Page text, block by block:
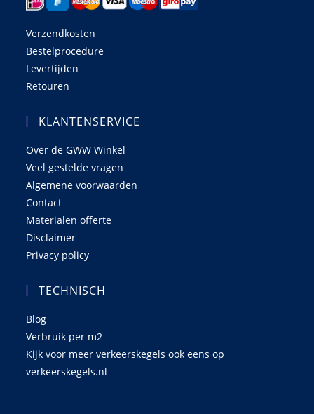
Verzendkosten
Bestelprocedure
Levertijden
Retouren
KLANTENSERVICE
Over de GWW Winkel
Veel gestelde vragen
Algemene voorwaarden
Contact
Materialen offerte
Disclaimer
Privacy policy
TECHNISCH
Blog
Verbruik per m2
Kijk voor meer verkeerskegels ook eens op
verkeerskegels.nl